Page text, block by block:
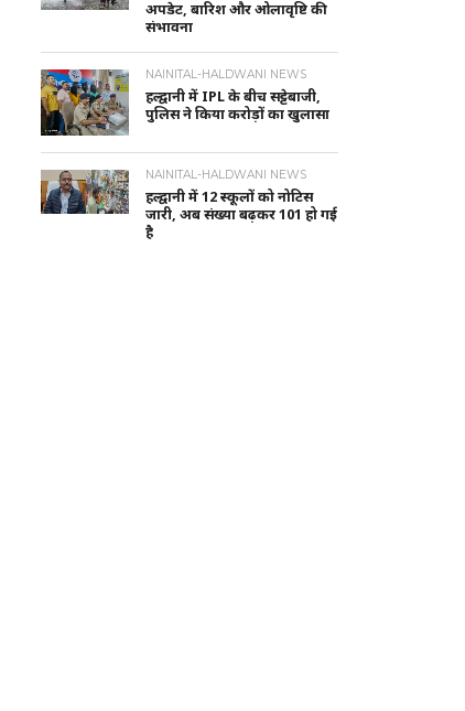
अपडेट, बारिश और ओलावृष्टि की
संभावना
NAINITAL-HALDWANI NEWS
हल्द्वानी में IPL के बीच सट्टेबाजी,
पुलिस ने किया करोड़ों का खुलासा
NAINITAL-HALDWANI NEWS
हल्द्वानी में 12 स्कूलों को नोटिस
जारी, अब संख्या बढ़कर 101 हो गई
है